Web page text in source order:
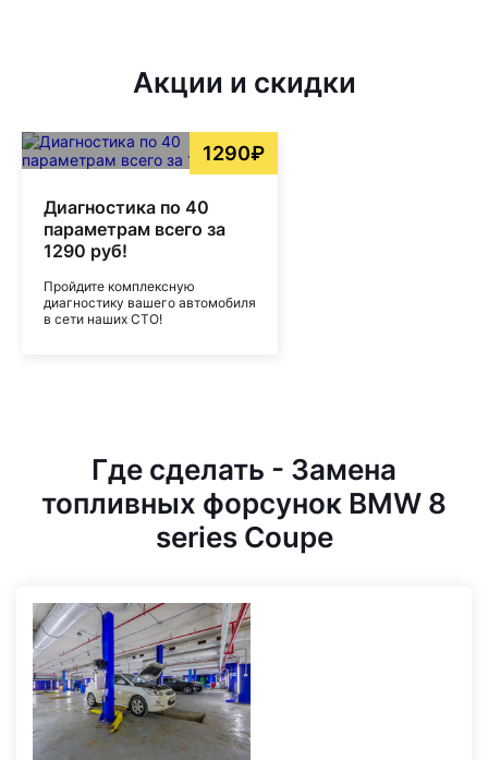
Акции и скидки
1290₽
Диагностика по 40
параметрам всего за
1290 руб!
Пройдите комплексную
диагностику вашего автомобиля
в сети наших СТО!
Где сделать - Замена
топливных форсунок BMW 8
series Coupe